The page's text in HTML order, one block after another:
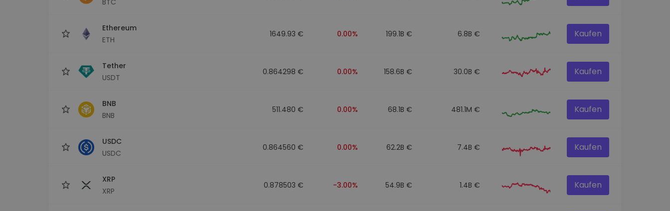
Finde deine Krypto-Strategie
Ethereum
ETH
1649.93 € 0.00% 199.1B € 6.8B € Kaufen
Tether
USDT
0.864298 € 0.00% 158.6B € 30.0B € Kaufen
BNB
BNB
511.480 € 0.00% 68.1B € 481.1M € Kaufen
USDC
USDC
0.864560 € 0.00% 62.2B € 7.4B € Kaufen
XRP
XRP
0.878503 € -3.00% 54.9B € 1.4B € Kaufen